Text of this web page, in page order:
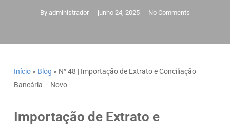
By administrador junho 24, 2025 No Comments
Início» Blog » N° 48 | Importação de Extrato e Conciliação
Bancária – Novo
Importação de Extrato e